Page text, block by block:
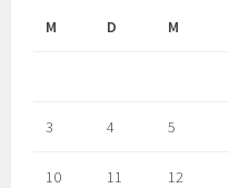
M
D M
3 4 5
10 11 12